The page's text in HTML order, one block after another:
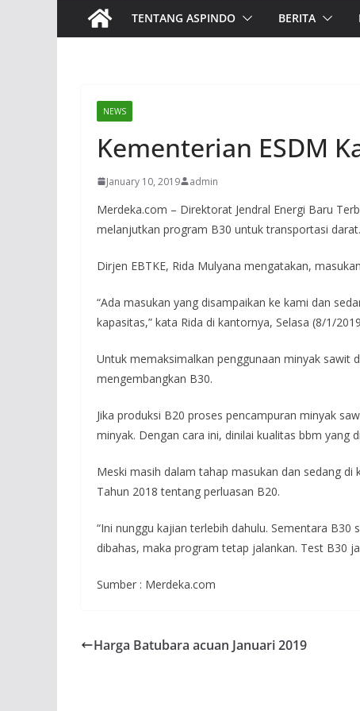
TENTANG ASPINDO BERITA
NEWS
Kementerian ESDM
January 10, 2019 admin
Merdeka.com – Direktorat Jendral Energi Baru
melanjutkan program B30 untuk transportasi
Dirjen EBTKE, Rida Mulyana mengatakan,
“Ada masukan yang disampaikan ke kami dan
kapasitas,” kata Rida di kantornya, Selasa (8/1/
Untuk memaksimalkan penggunaan minyak sawit
mengembangkan B30.
Jika produksi B20 proses pencampuran minyak
minyak. Dengan cara ini, dinilai kualitas bbm yang
Meski masih dalam tahap masukan dan sedang
Tahun 2018 tentang perluasan B20.
“Ini nunggu kajian terlebih dahulu. Sementara
dibahas, maka program tetap jalankan. Test B30
Sumber : Merdeka.com
Harga Batubara acuan Januari 2019